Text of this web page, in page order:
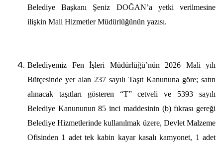
Belediye Başkanı Şeniz DOĞAN’a yetki verilmesine
ilişkin Mali Hizmetler Müdürlüğünün yazısı.
Belediyemiz Fen İşleri Müdürlüğü’nün 2026 Mali yılı
Bütçesinde yer alan 237 sayılı Taşıt Kanununa göre; satın
alınacak taşıtları gösteren “T” cetveli ve 5393 sayılı
Belediye Kanununun 85 inci maddesinin (b) fıkrası gereği
Belediye Hizmetlerinde kullanılmak üzere, Devlet Malzeme
Ofisinden 1 adet tek kabin kayar kasalı kamyonet, 1 adet